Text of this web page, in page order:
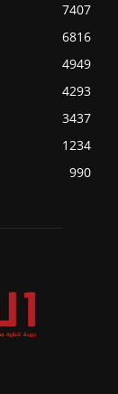
7407
6816
4949
4293
3437
1234
990